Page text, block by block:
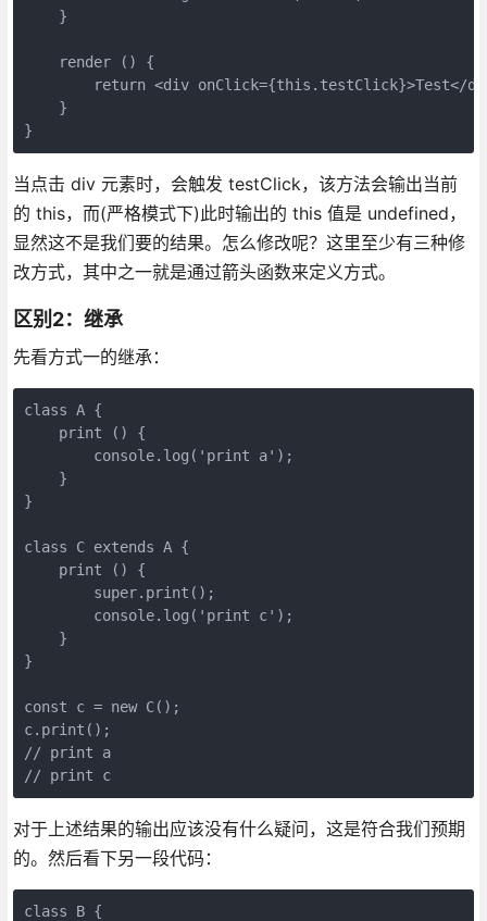
    }
    render () {
    }
}
当点击 div 元素时，会触发 testClick，该方法会输出当前
的 this，而(严格模式下)此时输出的 this 值是 undefined，
显然这不是我们要的结果。怎么修改呢？这里至少有三种修
改方式，其中之一就是通过箭头函数来定义方式。
区别2：继承
先看方式一的继承：
class A {
    print () {
    }
}
class C extends A {
    print () {
    }
}
const c = new C();
c.print();
// print a
// print c
对于上述结果的输出应该没有什么疑问，这是符合我们预期
的。然后看下另一段代码：
class B {